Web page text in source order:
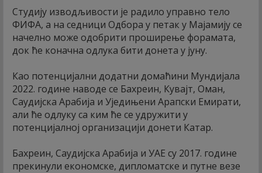
Студију изводљивости је радило управно тело
ФИФА, а на седници Одбора у петак у Мајамију се
начелно може одобрити проширење форамата,
док ће коначна одлука бити донета у јуну.
Као потенцијални додатни домаћини Мундијала
2022. године наводе се Бахреин, Кувајт, Оман,
Саудијска Арабија и Уједињени Арапски Емирати,
али ће одлуку са ким ће се удружити у
потенцијалној организацији донети Катар.
Бахреин, Саудијска Арабија и УАЕ су 2017. године
прекинули економске, дипломатске и путне везе